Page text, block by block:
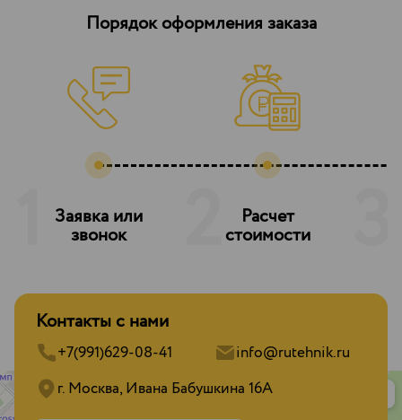
Порядок оформления заказа
Заявка или
звонок
Расчет
стоимости
Контакты с нами
+7(991)629-08-41
info@rutehnik.ru
г. Москва, Ивана Бабушкина 16А